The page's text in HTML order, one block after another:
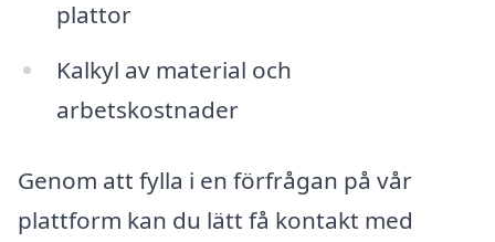
plattor
Kalkyl av material och
arbetskostnader
Genom att fylla i en förfrågan på vår
plattform kan du lätt få kontakt med